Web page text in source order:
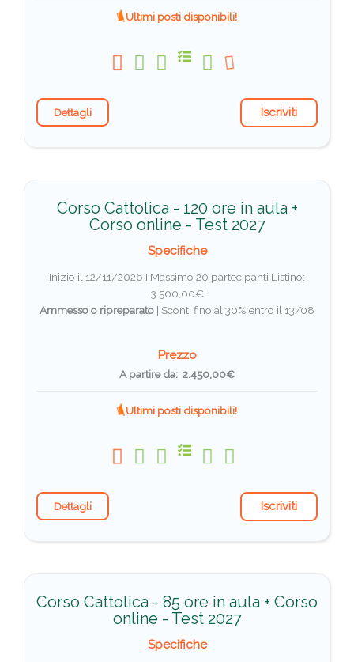
Ultimi posti disponibili!
Dettagli Iscriviti
Corso Cattolica - 120 ore in aula +
Corso online - Test 2027
Specifiche
Inizio il 12/11/2026 I Massimo 20 partecipanti Listino:
3.500,00€
Ammesso o ripreparato | Sconti fino al 30% entro il 13/08
Prezzo
A partire da: 2.450,00€
Ultimi posti disponibili!
Dettagli Iscriviti
Corso Cattolica - 85 ore in aula + Corso
online - Test 2027
Specifiche